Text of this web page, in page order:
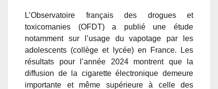
L’Observatoire français des drogues et
toxicomanies (OFDT) a publié une étude
notamment sur l’usage du vapotage par les
adolescents (collège et lycée) en France. Les
résultats pour l’année 2024 montrent que la
diffusion de la cigarette électronique demeure
importante et même supérieure à celle des